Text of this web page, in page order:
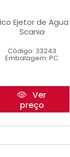
Ejetor de Agua
Scania
Código: 33243
Embalagem: PC
Ver
preço